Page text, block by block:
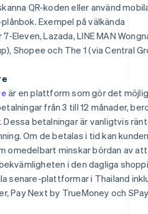
QR-koden eller använd
Exempel på välkända
Eleven, Lazada, LINE MAN
Shopee och The 1 (via Central
är en plattform som gör det
från 3 till 12 månader,
Dessa betalningar är vanligtvis
Om de betalas i tid kan
omedelbart minskar bördan av att
i den dagliga
senare-plattformar i Thailand
Pay Next by TrueMoney och